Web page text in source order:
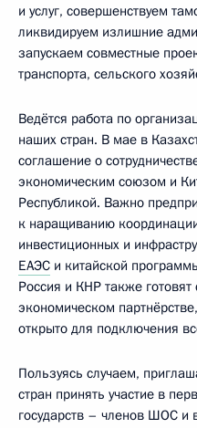
и услуг, совершенствуем
ликвидируем излишние
запускаем совместные
транспорта, сельского
Ведётся работа по
наших стран. В мае в
соглашение о
экономическим союзом и
Республикой. Важно
к наращиванию
инвестиционных и
ЕАЭС и китайской
Россия и КНР также
экономическом
открыто для подключения
Пользуясь случаем,
стран принять участие в
государств – членов ШОС и